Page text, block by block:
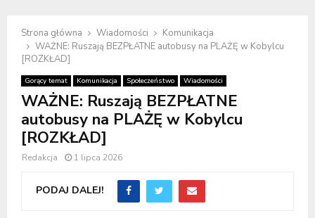
Strona główna Wiadomości
Komunikacja
WAŻNE: Ruszają BEZPŁATNE autobusy na PLAŻĘ w Kobylcu
[ROZKŁAD]
Gorący temat Komunikacja Społeczeństwo Wiadomości
WAŻNE: Ruszają BEZPŁATNE
autobusy na PLAŻĘ w Kobylcu
[ROZKŁAD]
Redakcja 1 lipca 2026
PODAJ DALEJ!